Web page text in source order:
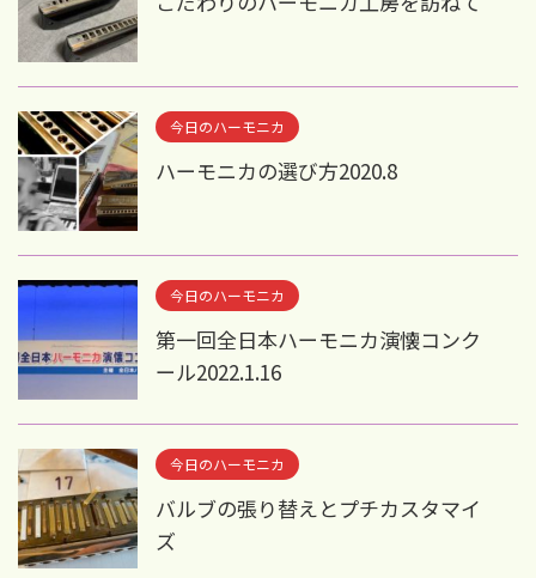
今日のハーモニカ
ハーモニカの選び方2020.8
今日のハーモニカ
第一回全日本ハーモニカ演懐コンク
ール2022.1.16
今日のハーモニカ
バルブの張り替えとプチカスタマイ
ズ